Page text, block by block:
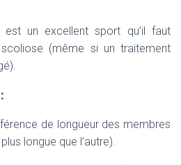
un excellent sport qu’il faut
(même si un traitement
de longueur des membres
longue que l’autre).